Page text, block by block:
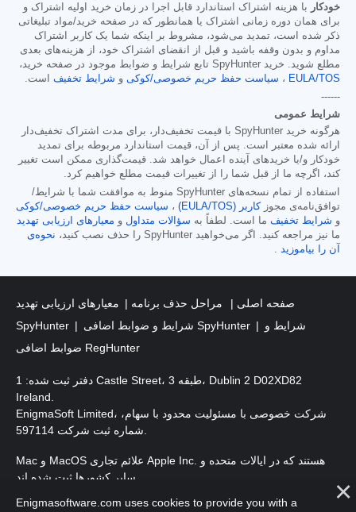
خودکار
با هزینه اشتراک استاندارد قابل اجرا در زمان خرید اولیه اشتراک و
برای همان دوره زمانی اشتراک یا همانطور که در صفحه خرید/مواد تبلیغاتی
ذکر شده است، تمدید می‌شود، مشروط بر اینکه شما یک کاربر اشتراک
مداوم و بدون وقفه باشید و قبل از انقضای اشتراک خود، از هزینه‌های بعدی
مطلع شوید. خرید SpyHunter تابع شرایط و ضوابط موجود در صفحه خرید،
EULA/TOS ، سیاست حفظ حریم خصوصی/کوکی و شرایط تخفیف است.
------
شرایط عمومی
هرگونه خرید SpyHunter با قیمت تخفیف‌دار، برای مدت اشتراک تخفیف‌دار
ارائه شده معتبر است. پس از آن، قیمت استاندارد مربوطه برای تمدید
خودکار و/یا خریدهای آینده اعمال خواهد شد. قیمت‌گذاری ممکن است تغییر
کند، اگرچه ما از قبل شما را از تغییرات قیمت مطلع خواهیم کرد.
استفاده از تمام نسخه‌های SpyHunter منوط به موافقت شما با شرایط/
توافق‌نامه‌ی مجوز کاربر (EULA/TOS) ، سیاست حفظ حریم خصوصی/کوکی
و شرایط تخفیف ما است. لطفاً به سؤالات متداول و معیارهای ارزیابی تهدید
ما نیز مراجعه کنید. اگر می‌خواهید SpyHunter را حذف نصب کنید،
نحوه‌ی
آن را بیاموزید .
صفحه اصلی مراحل حذف برنامه
معیارهای ارزیابی تهدید
SpyHunter
شرایط و ضوابط اضافی SpyHunter
شرایط و
ضوابط اضافی RegHunter
دفتر ثبت شده: 1 Castle Street، طبقه 3، Dublin 2 D02XD82
Ireland.
EnigmaSoft Limited، شرکت خصوصی با مسئولیت محدود با سهام،
Mac و MacOS علائم تجاری Apple Inc. هستند که در ایالات متحده و
حق چاپ 2016- 2026
Enigmasoftware.com uses cookies to provide you with a